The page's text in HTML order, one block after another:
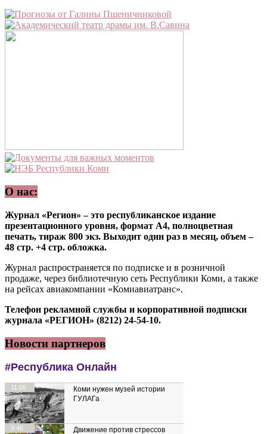
О нас:
Журнал «Регион» – это республиканское издание
презентационного уровня, формат А4, полноцветная
печать, тираж 800 экз. Выходит один раз в месяц, объем –
48 стр. +4 стр. обложка.
Журнал распространяется по подписке и в розничной
продаже, через библиотечную сеть Республики Коми, а также
на рейсах авиакомпании «Комиавиатранс».
Телефон рекламной службы и корпоративной подписки
журнала «РЕГИОН» (8212) 24-54-10.
Новости партнеров